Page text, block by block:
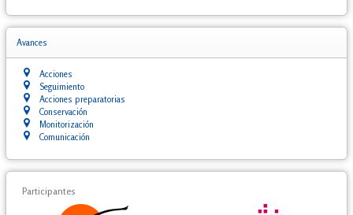
Avances
Acciones
Seguimiento
Acciones preparatorias
Conservación
Monitorización
Comunicación
Participantes